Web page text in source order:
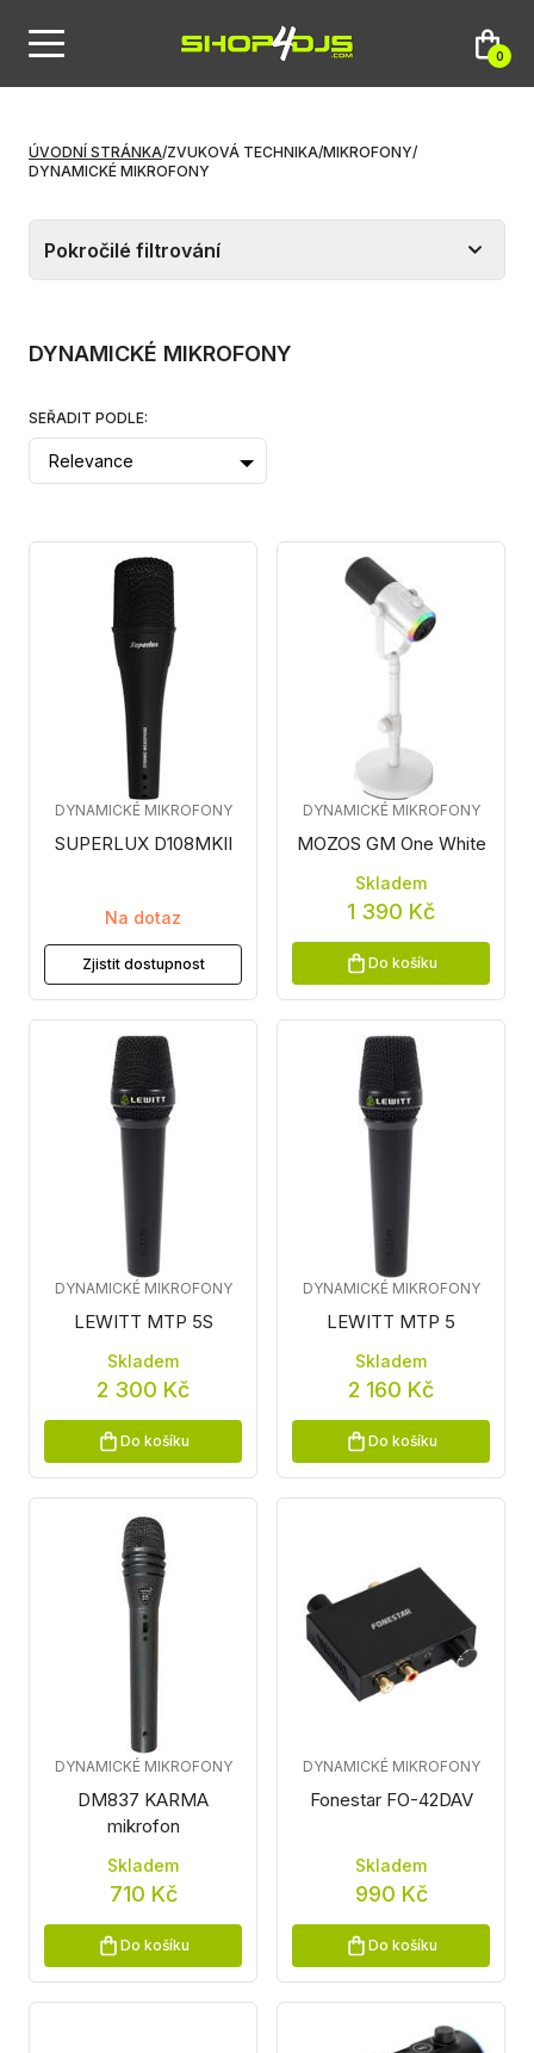
0
ÚVODNÍ STRÁNKA/ZVUKOVÁ TECHNIKA/MIKROFONY/
DYNAMICKÉ MIKROFONY
Pokročilé filtrování
DYNAMICKÉ MIKROFONY
SEŘADIT PODLE:
Relevance
SUPERLUX D108MKII
DYNAMICKÉ MIKROFONY
Na dotaz
Zjistit dostupnost
MOZOS GM One White
DYNAMICKÉ MIKROFONY
Skladem
1 390 Kč
Do košíku
LEWITT MTP 5S
DYNAMICKÉ MIKROFONY
Skladem
2 300 Kč
Do košíku
LEWITT MTP 5
DYNAMICKÉ MIKROFONY
Skladem
2 160 Kč
Do košíku
DM837 KARMA
mikrofon
DYNAMICKÉ MIKROFONY
Skladem
710 Kč
Do košíku
Fonestar FO-42DAV
DYNAMICKÉ MIKROFONY
Skladem
990 Kč
Do košíku